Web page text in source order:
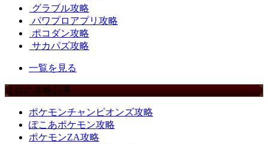
グラブル攻略
パワプロアプリ攻略
ポコダン攻略
サカパズ攻略
一覧を見る
注目の攻略記事
ポケモンチャンピオンズ攻略
ぽこあポケモン攻略
ポケモンZA攻略